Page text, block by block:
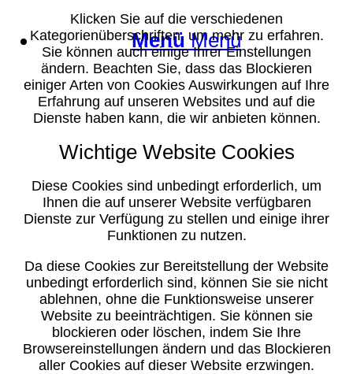
Menü Menü
Klicken Sie auf die verschiedenen
Kategorienüberschriften, um mehr zu erfahren.
Sie können auch einige Ihrer Einstellungen
ändern. Beachten Sie, dass das Blockieren
einiger Arten von Cookies Auswirkungen auf Ihre
Erfahrung auf unseren Websites und auf die
Dienste haben kann, die wir anbieten können.
Wichtige Website Cookies
Diese Cookies sind unbedingt erforderlich, um
Ihnen die auf unserer Website verfügbaren
Dienste zur Verfügung zu stellen und einige ihrer
Funktionen zu nutzen.
Da diese Cookies zur Bereitstellung der Website
unbedingt erforderlich sind, können Sie sie nicht
ablehnen, ohne die Funktionsweise unserer
Website zu beeinträchtigen. Sie können sie
blockieren oder löschen, indem Sie Ihre
Browsereinstellungen ändern und das Blockieren
aller Cookies auf dieser Website erzwingen.